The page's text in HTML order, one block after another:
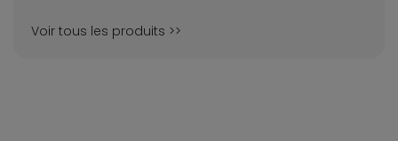
Voir tous les produits >>